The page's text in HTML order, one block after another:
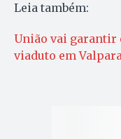
Leia também:
União vai garantir
viaduto em